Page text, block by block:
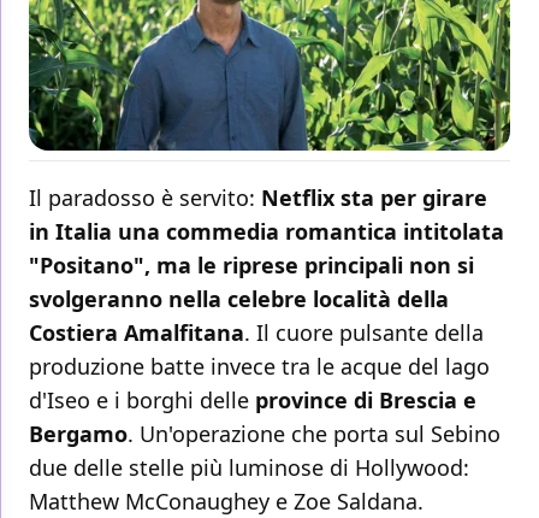
Il paradosso è servito: Netflix sta per girare
in Italia una commedia romantica intitolata
"Positano", ma le riprese principali non si
svolgeranno nella celebre località della
Costiera Amalfitana. Il cuore pulsante della
produzione batte invece tra le acque del lago
d'Iseo e i borghi delle province di Brescia e
Bergamo. Un'operazione che porta sul Sebino
due delle stelle più luminose di Hollywood:
Matthew McConaughey e Zoe Saldana.